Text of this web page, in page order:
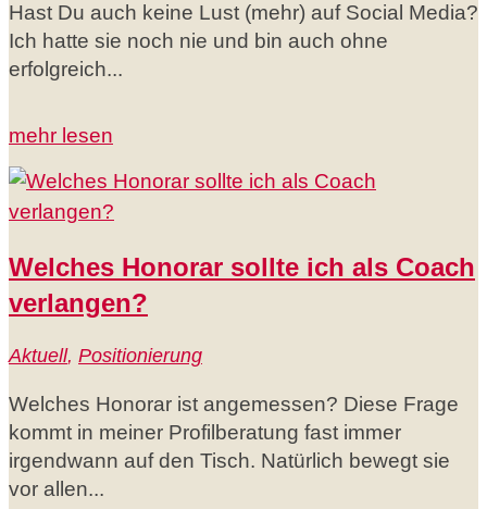
Hast Du auch keine Lust (mehr) auf Social Media?
Ich hatte sie noch nie und bin auch ohne
erfolgreich...
mehr lesen
Welches Honorar sollte ich als Coach
verlangen?
Aktuell, Positionierung
Welches Honorar ist angemessen? Diese Frage
kommt in meiner Profilberatung fast immer
irgendwann auf den Tisch. Natürlich bewegt sie
vor allen...